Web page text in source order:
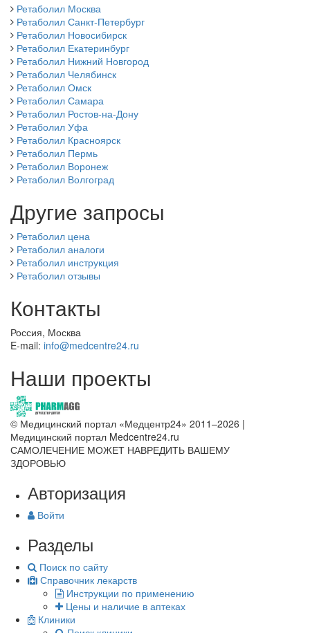
Ретаболил Москва
Ретаболил Санкт-Петербург
Ретаболил Новосибирск
Ретаболил Екатеринбург
Ретаболил Нижний Новгород
Ретаболил Челябинск
Ретаболил Омск
Ретаболил Самара
Ретаболил Ростов-на-Дону
Ретаболил Уфа
Ретаболил Красноярск
Ретаболил Пермь
Ретаболил Воронеж
Ретаболил Волгоград
Другие запросы
Ретаболил цена
Ретаболил аналоги
Ретаболил инструкция
Ретаболил отзывы
Контакты
Россия, Москва
E-mail: info@medcentre24.ru
Наши проекты
© Медицинский портал «Медцентр24» 2011–2026 |
Медицинский портал Medcentre24.ru
САМОЛЕЧЕНИЕ МОЖЕТ НАВРЕДИТЬ ВАШЕМУ
ЗДОРОВЬЮ
Авторизация
Войти
Разделы
Поиск по сайту
Справочник лекарств
Инструкции по применению
Цены и наличие в аптеках
Клиники